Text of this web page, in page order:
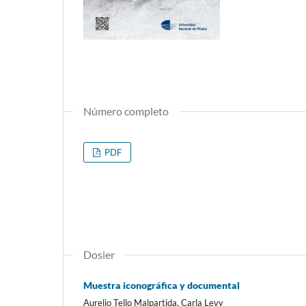
Número completo
PDF
Dosier
Muestra iconográfica y documental
Aurelio Tello Malpartida, Carla Levy